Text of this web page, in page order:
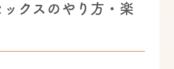
クスのやり方・楽